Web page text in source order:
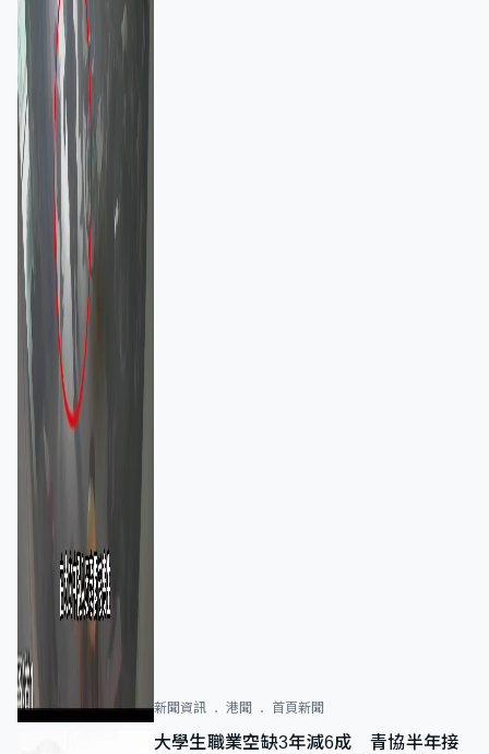
新聞資訊 港聞 首頁新聞
大學生職業空缺3年減6成 青協半年接